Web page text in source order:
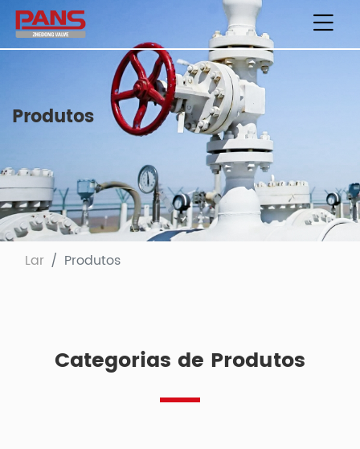
Produtos
Lar Produtos
Categorias de Produtos